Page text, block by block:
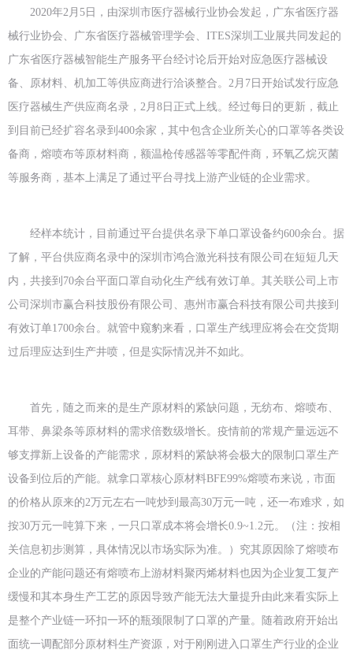
2020年2月5日，由深圳市医疗器械行业协会发起，广东省医疗器
械行业协会、广东省医疗器械管理学会、ITES深圳工业展共同发起的
广东省医疗器械智能生产服务平台经讨论后开始对应急医疗器械设
备、原材料、机加工等供应商进行洽谈整合。2月7日开始试发行应急
医疗器械生产供应商名录，2月8日正式上线。经过每日的更新，截止
到目前已经扩容名录到400余家，其中包含企业所关心的口罩等各类设
备商，熔喷布等原材料商，额温枪传感器等零配件商，环氧乙烷灭菌
等服务商，基本上满足了通过平台寻找上游产业链的企业需求。
经样本统计，目前通过平台提供名录下单口罩设备约600余台。据
了解，平台供应商名录中的深圳市鸿合激光科技有限公司在短短几天
内，共接到70余台平面口罩自动化生产线有效订单。其关联公司上市
公司深圳市赢合科技股份有限公司、惠州市赢合科技有限公司共接到
有效订单1700余台。就管中窥豹来看，口罩生产线理应将会在交货期
过后理应达到生产井喷，但是实际情况并不如此。
首先，随之而来的是生产原材料的紧缺问题，无纺布、熔喷布、
耳带、鼻梁条等原材料的需求倍数级增长。疫情前的常规产量远远不
够支撑新上设备的产能需求，原材料的紧缺将会极大的限制口罩生产
设备到位后的产能。就拿口罩核心原材料BFE99%熔喷布来说，市面
的价格从原来的2万元左右一吨炒到最高30万元一吨，还一布难求，如
按30万元一吨算下来，一只口罩成本将会增长0.9~1.2元。（注：按相
关信息初步测算，具体情况以市场实际为准。）究其原因除了熔喷布
企业的产能问题还有熔喷布上游材料聚丙烯材料也因为企业复工复产
缓慢和其本身生产工艺的原因导致产能无法大量提升由此来看实际上
是整个产业链一环扣一环的瓶颈限制了口罩的产量。随着政府开始出
面统一调配部分原材料生产资源，对于刚刚进入口罩生产行业的企业